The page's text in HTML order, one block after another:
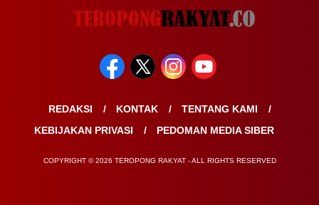
REDAKSI KONTAK
TENTANG KAMI
KEBIJAKAN PRIVASI
PEDOMAN MEDIA SIBER
COPYRIGHT © 2026 TEROPONG RAKYAT - ALL RIGHTS RESERVED